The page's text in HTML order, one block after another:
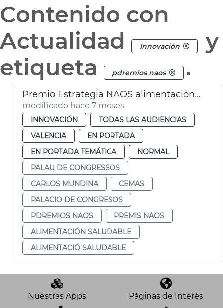
Contenido con
Actualidad
Innovación
y
etiqueta
pdremios naos .
Premio Estrategia NAOS alimentación saludable CEMAS València
modificado hace 7 meses
INNOVACIÓN
TODAS LAS AUDIENCIAS
VALENCIA
EN PORTADA
EN PORTADA TEMÁTICA
NORMAL
PALAU DE CONGRESSOS
CARLOS MUNDINA
CEMAS
PALACIO DE CONGRESOS
PDREMIOS NAOS
PREMIS NAOS
ALIMENTACIÓN SALUDABLE
ALIMENTACIÓ SALUDABLE
Nuestras Apps Páginas de Interés